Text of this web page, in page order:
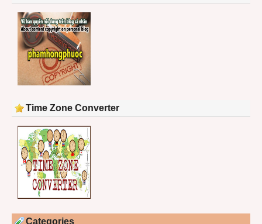
Time Zone Converter
Categories